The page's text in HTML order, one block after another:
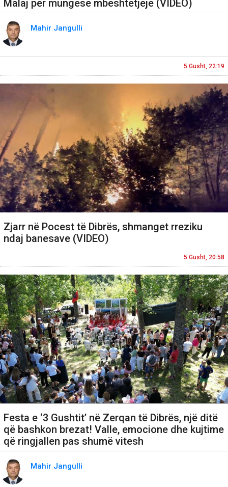
Malaj për mungesë mbështetjeje (VIDEO)
Mahir Jangulli
5 Gusht, 22:19
Zjarr në Pocest të Dibrës, shmanget rreziku
ndaj banesave (VIDEO)
5 Gusht, 20:58
Festa e ‘3 Gushtit’ në Zerqan të Dibrës, një ditë
që bashkon brezat! Valle, emocione dhe kujtime
që ringjallen pas shumë vitesh
Mahir Jangulli